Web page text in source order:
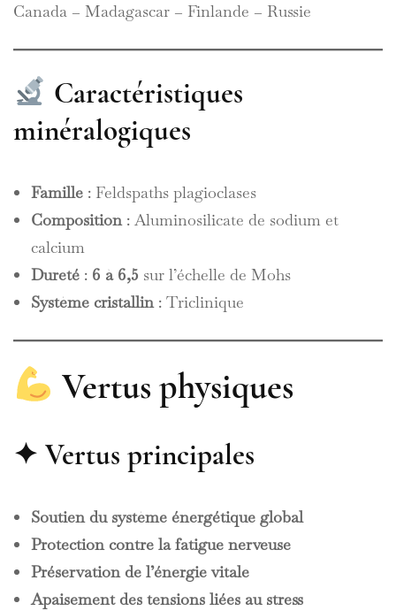
Canada – Madagascar – Finlande – Russie
Caractéristiques
minéralogiques
Famille : Feldspaths plagioclases
Composition: Aluminosilicate de sodium et
calcium
Dureté : 6 à 6,5 sur l’échelle de Mohs
Système cristallin: Triclinique
Vertus physiques
✦ Vertus principales
Soutien du système énergétique global
Protection contre la fatigue nerveuse
Préservation de l’énergie vitale
Apaisement des tensions liées au stress